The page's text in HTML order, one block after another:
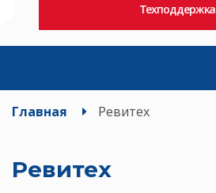
Техподдержка
Главная Ревитех
Ревитех